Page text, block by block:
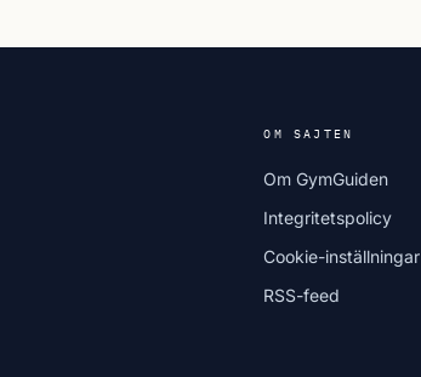
OM SAJTEN
Om GymGuiden
Integritetspolicy
Cookie-inställningar
RSS-feed